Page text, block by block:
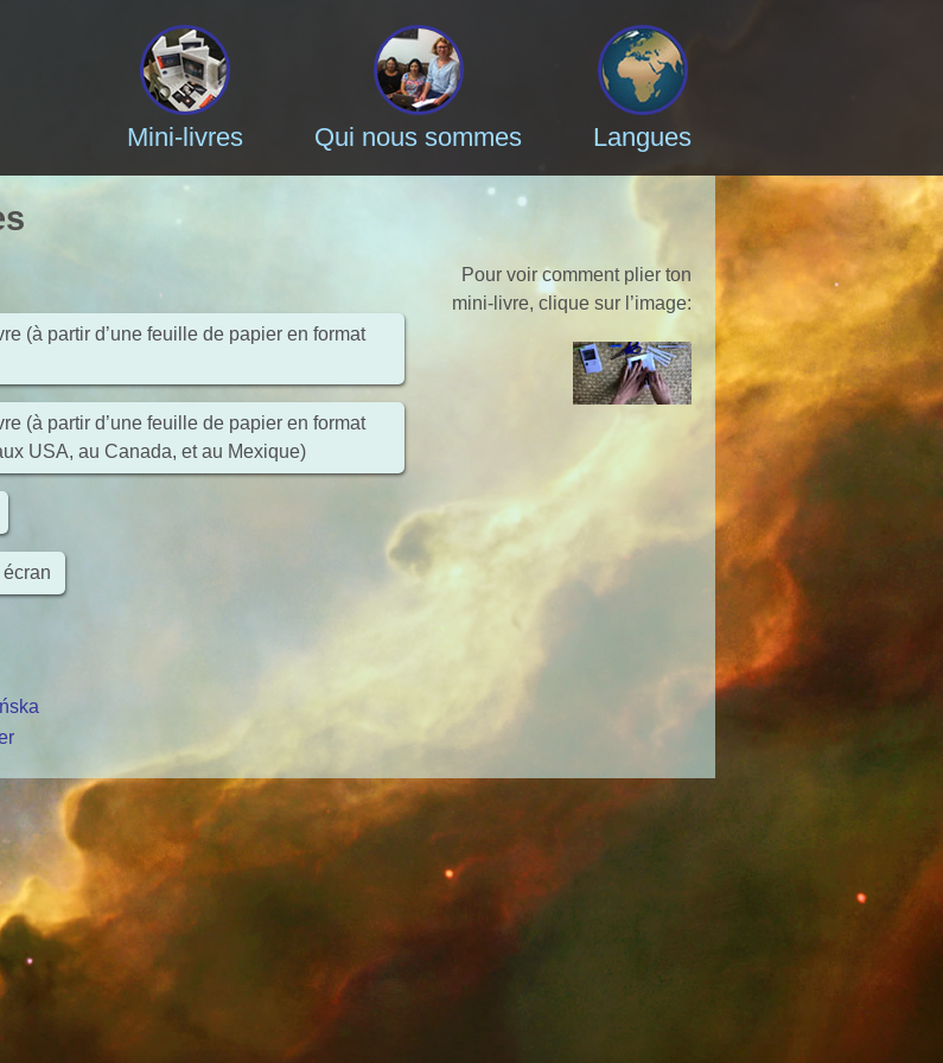
Mini-livres Qui nous sommes Langues
(à partir d’une feuille de papier en format
(à partir d’une feuille de papier en format
USA, au Canada, et au Mexique)
écran
Pour voir comment plier ton
mini-livre, clique sur l’image: